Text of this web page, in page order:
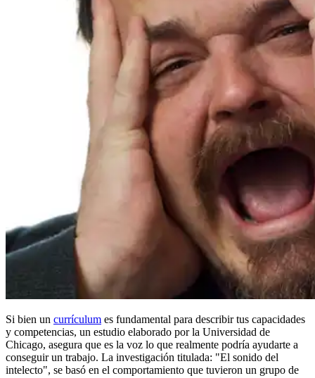
Si bien un currículum es fundamental para describir tus capacidades
y competencias, un estudio elaborado por la Universidad de
Chicago, asegura que es la voz lo que realmente podría ayudarte a
conseguir un trabajo. La investigación titulada: "El sonido del
intelecto", se basó en el comportamiento que tuvieron un grupo de